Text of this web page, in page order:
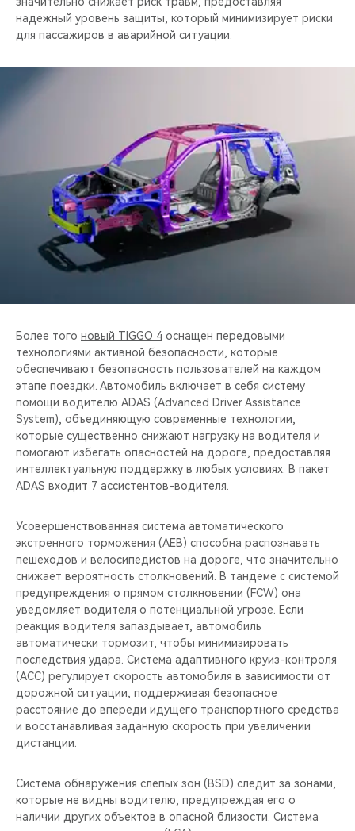
надежный уровень защиты, который минимизирует риски
для пассажиров в аварийной ситуации.
Более того новый TIGGO 4 оснащен передовыми
технологиями активной безопасности, которые
обеспечивают безопасность пользователей на каждом
этапе поездки. Автомобиль включает в себя систему
помощи водителю ADAS (Advanced Driver Assistance
System), объединяющую современные технологии,
которые существенно снижают нагрузку на водителя и
помогают избегать опасностей на дороге, предоставляя
интеллектуальную поддержку в любых условиях. В пакет
ADAS входит 7 ассистентов-водителя.
Усовершенствованная система автоматического
экстренного торможения (AEB) способна распознавать
пешеходов и велосипедистов на дороге, что значительно
снижает вероятность столкновений. В тандеме с системой
предупреждения о прямом столкновении (FCW) она
уведомляет водителя о потенциальной угрозе. Если
реакция водителя запаздывает, автомобиль
автоматически тормозит, чтобы минимизировать
последствия удара. Система адаптивного круиз-контроля
(ACC) регулирует скорость автомобиля в зависимости от
дорожной ситуации, поддерживая безопасное
расстояние до впереди идущего транспортного средства
и восстанавливая заданную скорость при увеличении
дистанции.
Система обнаружения слепых зон (BSD) следит за зонами,
которые не видны водителю, предупреждая его о
наличии других объектов в опасной близости. Система